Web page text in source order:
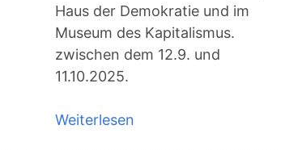
Haus der Demokratie und im
Museum des Kapitalismus.
zwischen dem 12.9. und
11.10.2025.
Weiterlesen